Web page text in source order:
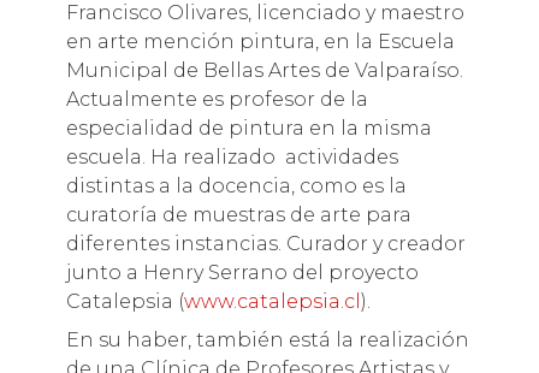
Francisco Olivares, licenciado y maestro
en arte mención pintura, en la Escuela
Municipal de Bellas Artes de Valparaíso.
Actualmente es profesor de la
especialidad de pintura en la misma
escuela. Ha realizado actividades
distintas a la docencia, como es la
curatoría de muestras de arte para
diferentes instancias. Curador y creador
junto a Henry Serrano del proyecto
Catalepsia (www.catalepsia.cl ).
En su haber, también está la realización